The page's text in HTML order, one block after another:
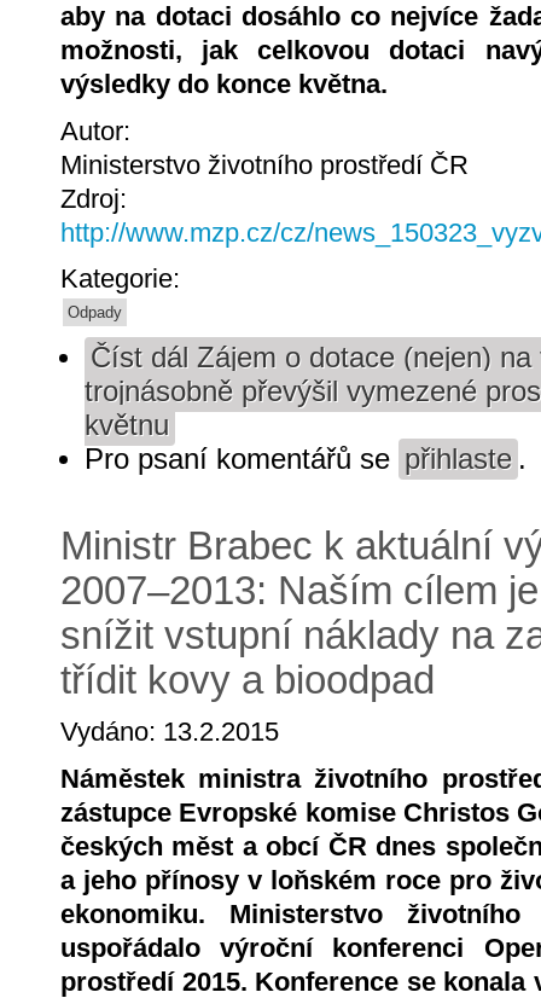
aby na dotaci dosáhlo co nejvíce
možnosti, jak celkovou dotaci
výsledky do konce května.
Autor:
Ministerstvo životního prostředí ČR
Zdroj:
http://www.mzp.cz/cz/
Kategorie:
Odpady
Číst dál Zájem o dotace (nejen)
trojnásobně převýšil vymezené
květnu
Pro psaní komentářů se přihlaste .
Ministr Brabec k aktuální
2007–2013: Naším cílem
snížit vstupní náklady na
třídit kovy a bioodpad
Vydáno: 13.2.2015
Náměstek ministra životního
zástupce Evropské komise Christos
českých měst a obcí ČR dnes
a jeho přínosy v loňském roce pro
ekonomiku. Ministerstvo
uspořádalo výroční konferenci
prostředí 2015. Konference se